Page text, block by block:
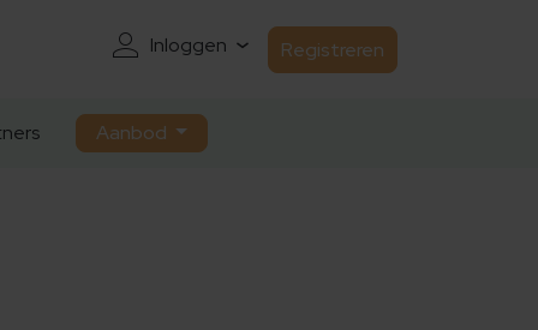
Inloggen Registreren
Aanbod